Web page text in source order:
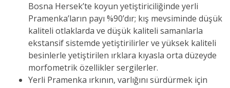
Bosna Hersek’te koyun yetiştiriciliğinde yerli
Pramenka’ların payı %90’dır; kış mevsiminde düşük
kaliteli otlaklarda ve düşük kaliteli samanlarla
ekstansif sistemde yetiştirilirler ve yüksek kaliteli
besinlerle yetiştirilen ırklara kıyasla orta düzeyde
morfometrik özellikler sergilerler.
Yerli Pramenka ırkının, varlığını sürdürmek için